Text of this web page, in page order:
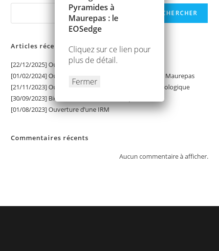
RECHERCHER
Articles récents
[22/12/2025] Ouverture d’une seconde IRM
[01/02/2024] Ouverture du Pole Ophtalmologique de Maurepas
[21/11/2023] Ouverture prochaine d’un pôle ophtalmologique
[30/09/2023] Bienvenue aux 4 nouveaux praticiens !
[01/08/2023] Ouverture d’une IRM
Commentaires récents
Aucun commentaire à afficher.
Pyramides à
Maurepas : le
EOSedge
Cliquez sur ce lien pour
plus de détail.
Fermer